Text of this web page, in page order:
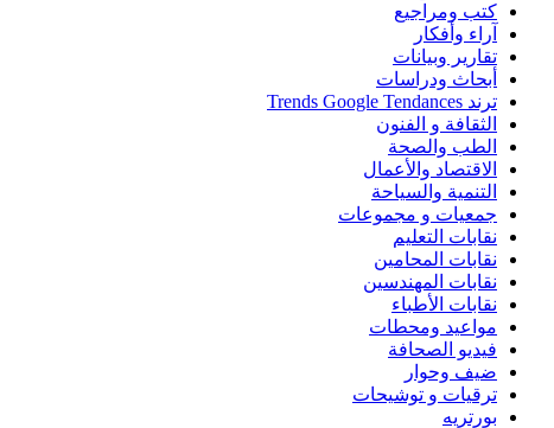
كتب ومراجيع
آراء وأفكار
تقارير وبيانات
أبحاث ودراسات
ترند Trends Google Tendances
الثقافة و الفنون
الطب والصحة
الاقتصاد والأعمال
التنمية والسياحة
جمعيات و مجموعات
نقابات التعليم
نقابات المحامين
نقابات المهندسين
نقابات الأطباء
مواعيد ومحطات
فيديو الصحافة
ضيف وحوار
ترقيات و توشيحات
بورتريه